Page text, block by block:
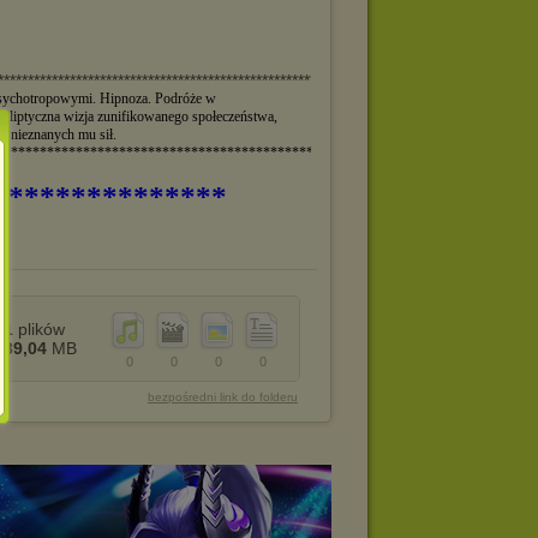
Hipnoza. Podróże w
wizja zunifikowanego społeczeństwa,
nieznanych mu sił.
0
0
0
0
1 plików
89,04 MB
bezpośredni link do folderu